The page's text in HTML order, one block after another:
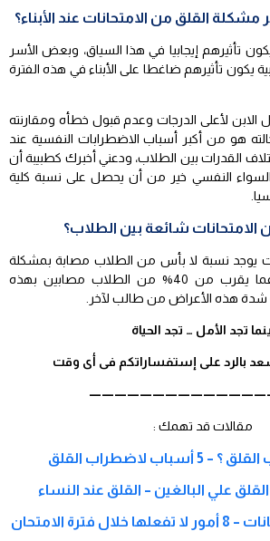
القلق من الامتحانات عند الأبناء؟
تأثيرهم إيجابيا في هذا السياق، وبعض الأسر
يكون تأثيرهم ضاغطا على الأبناء في هذه الفترة
الابن لأعلى الدرجات وعدم قبول خطأه ومقارنته
هو من أكبر أسباب الاضطرابات النفسية عند
اختلاف القدرات بين الطلاب، ودعني أخبرك كطبيبة أن
النفسي خير من أن يحصل على نسبة كلية
شائعة بين الطلاب؟
يوجد نسبة لا بأس من الطلاب مصابة بمشكلة
القلق من الامتحانات، فما يقرب من 40% من الطلاب مصابين بهذه
شدة هذه الأعراض من طالب لآخر.
تجد الأمل … تجد الحياة
بالرد على إستفساراتكم فى أى وقت
مقالات قد تهمك :
لاضطراب القلق
علي البالغين – القلق عند النساء
الامتحان